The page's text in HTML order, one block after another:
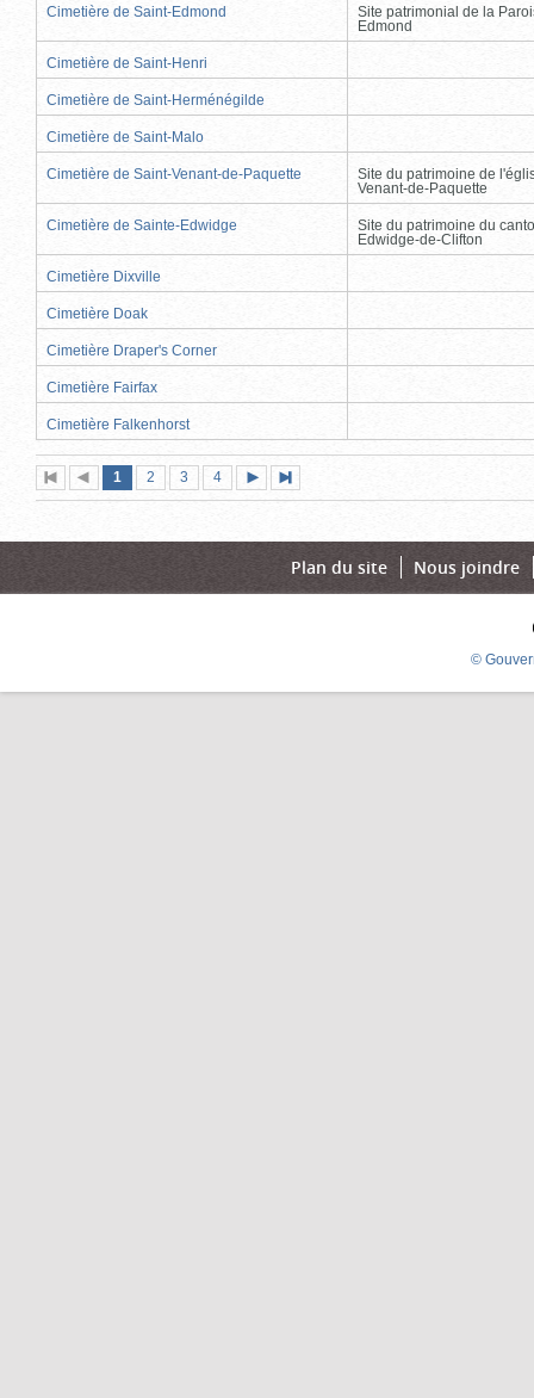
Cimetière de Saint-Edmond
Site patrimonial de la
Edmond
Cimetière de Saint-Henri
Cimetière de Saint-Herménégilde
Cimetière de Saint-Malo
Cimetière de Saint-Venant-de-Paquette
Site du patrimoine de
Venant-de-Paquette
Cimetière de Sainte-Edwidge
Site du patrimoine du
Edwidge-de-Clifton
Cimetière Dixville
Cimetière Doak
Cimetière Draper's Corner
Cimetière Fairfax
Cimetière Falkenhorst
Première
page
Page
précédente
Page
1 (page
actuelle)
Page
2 Page
3 Page
4
suivante
page
Plan du site Nous joindre
©